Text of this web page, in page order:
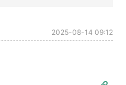
2025-08-14 09:12